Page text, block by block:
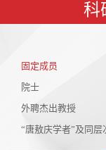
科
固定成员
院士
外聘杰出教授
“唐敖庆学者”及同层